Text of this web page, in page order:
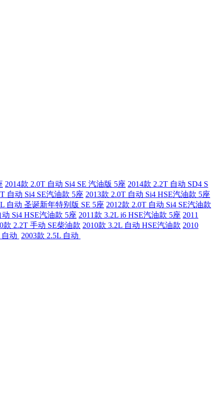
2014款 2.0T 自动 Si4 SE 汽油版 5座 2014款 2.2T 自动 SD4 S
自动 Si4 SE汽油款 5座 2013款 2.0T 自动 Si4 HSE汽油款 5座
自动 圣诞新年特别版 SE 5座 2012款 2.0T 自动 Si4 SE汽油款
动 Si4 HSE汽油款 5座 2011款 3.2L i6 HSE汽油款 5座 2011
款 2.2T 手动 SE柴油款 2010款 3.2L 自动 HSE汽油款 2010
自动 2003款 2.5L 自动